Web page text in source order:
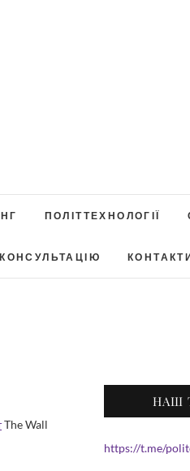
ПОЛІТТЕХНОЛОГІЇ
The Wall
НАШ
https://t.me/